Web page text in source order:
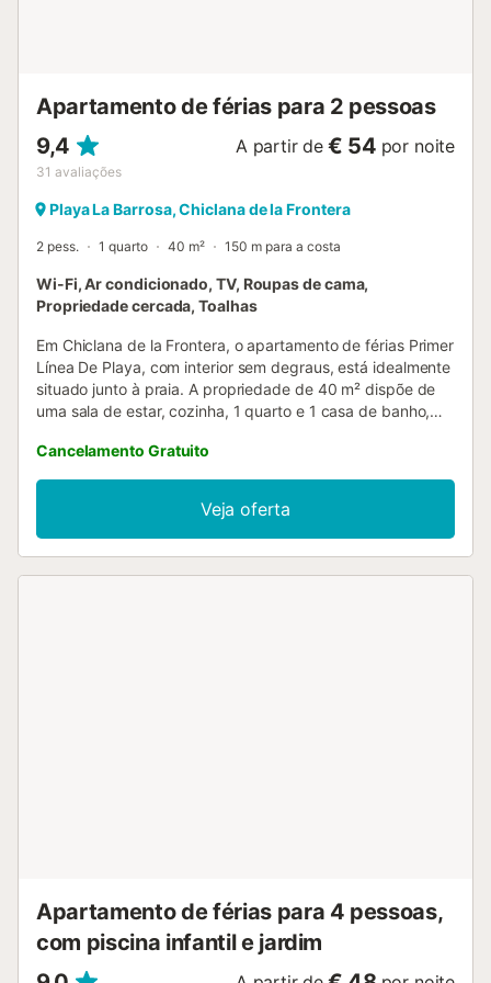
Apartamento de férias para 2 pessoas
9,4
31 avaliações
A partir de € 54 por noite
Playa La Barrosa, Chiclana de la Frontera
2 pess. 1 quarto 40 m² 150 m para a costa
Wi-Fi, Ar condicionado, TV, Roupas de cama,
Propriedade cercada, Toalhas
Em Chiclana de la Frontera, o apartamento de férias Primer
Línea De Playa, com interior sem degraus, está idealmente
situado junto à praia. A propriedade de 40 m² dispõe de
uma sala de estar, cozinha, 1 quarto e 1 casa de banho,
(adequado para videochamadas) com espaço dedicado
para trabalho remoto, smart TV com serviços de
streaming, ar condicionado e máquina de lavar roupa. A
propriedade está localizada na praia e os transportes
públicos encontram-se a curta distância a pé. Aluguer de
Cancelamento Gratuito
Veja oferta
Apartamento de férias para 4 pessoas,
com piscina infantil e jardim